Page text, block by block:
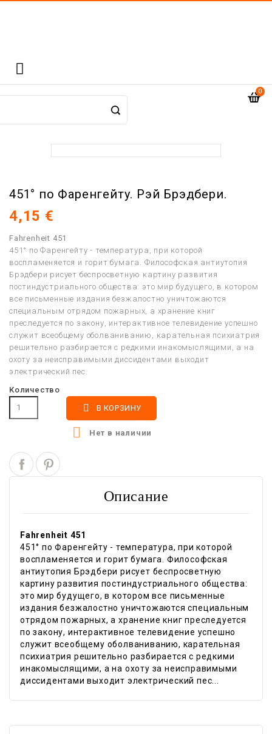

0
451° по Фаренгейту. Рэй Брэдбери.
4,15 €
Fahrenheit 451
451° по Фаренгейту - температура, при которой
воспламеняется и горит бумага. Философская антиутопия
Брэдбери рисует беспросветную картину развития
постиндустриального общества: это мир будущего, в котором
все письменные издания безжалостно уничтожаются
специальным отрядом пожарных, а хранение книг
преследуется по закону, интерактивное телевидение успешно
служит всеобщему оболваниванию, карательная психиатрия
решительно разбирается с редкими инакомыслящими, а на
охоту за неисправимыми диссидентами выходит
электрический пес.
Количество
 В КОРЗИНУ
 Нет в наличии
Описание
Fahrenheit 451
451° по Фаренгейту - температура, при которой
воспламеняется и горит бумага. Философская
антиутопия Брэдбери рисует беспросветную
картину развития постиндустриального общества:
это мир будущего, в котором все письменные
издания безжалостно уничтожаются специальным
отрядом пожарных, а хранение книг преследуется
по закону, интерактивное телевидение успешно
служит всеобщему оболваниванию, карательная
психиатрия решительно разбирается с редкими
инакомыслящими, а на охоту за неисправимыми
диссидентами выходит электрический пес...